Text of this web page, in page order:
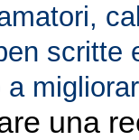
scritte
a
una